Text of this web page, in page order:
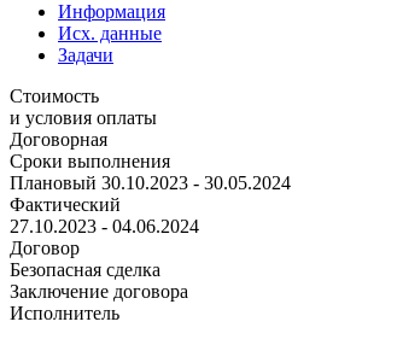
Информация
Исх. данные
Задачи
Стоимость
и условия оплаты
Договорная
Сроки выполнения
Плановый 30.10.2023 - 30.05.2024
Фактический
27.10.2023 - 04.06.2024
Договор
Безопасная сделка
Заключение договора
Исполнитель